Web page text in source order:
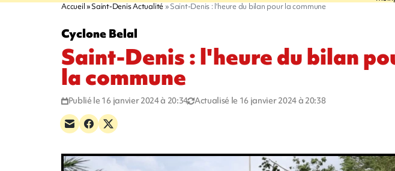
Accueil Saint-Denis Actualité Saint-Denis : l'heure du bilan pour la commune
Cyclone Belal
Saint-Denis : l'heure du bilan
la commune
Publié le 16 janvier 2024 à 20:34 Actualisé le 16 janvier 2024 à 20:38